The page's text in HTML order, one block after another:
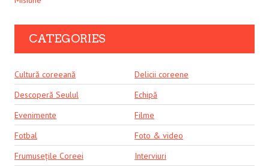
CATEGORIES
Cultură coreeană
Delicii coreene
Descoperă Seulul
Echipă
Evenimente
Filme
Fotbal
Foto & video
Frumusețile Coreei
Interviuri